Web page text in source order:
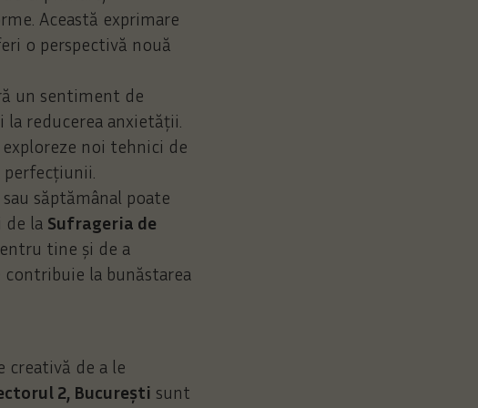
Această exprimare
o perspectivă nouă
un sentiment de
la reducerea anxietății.
exploreze noi tehnici de
săptămânal poate
la Sufrageria de
tine și de a
la bunăstarea
creativă de a le
2, București sunt